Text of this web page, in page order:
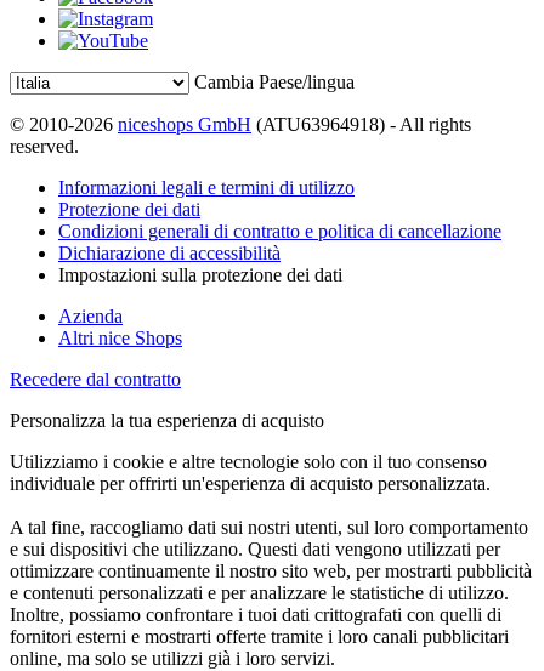
Cambia Paese/lingua
© 2010-2026 niceshops GmbH (ATU63964918) - All rights
reserved.
Informazioni legali e termini di utilizzo
Protezione dei dati
Condizioni generali di contratto e politica di cancellazione
Dichiarazione di accessibilità
Impostazioni sulla protezione dei dati
Azienda
Altri nice Shops
Recedere dal contratto
Personalizza la tua esperienza di acquisto
Utilizziamo i cookie e altre tecnologie solo con il tuo consenso
individuale per offrirti un'esperienza di acquisto personalizzata.
A tal fine, raccogliamo dati sui nostri utenti, sul loro comportamento
e sui dispositivi che utilizzano. Questi dati vengono utilizzati per
ottimizzare continuamente il nostro sito web, per mostrarti pubblicità
e contenuti personalizzati e per analizzare le statistiche di utilizzo.
Inoltre, possiamo confrontare i tuoi dati crittografati con quelli di
fornitori esterni e mostrarti offerte tramite i loro canali pubblicitari
online, ma solo se utilizzi già i loro servizi.